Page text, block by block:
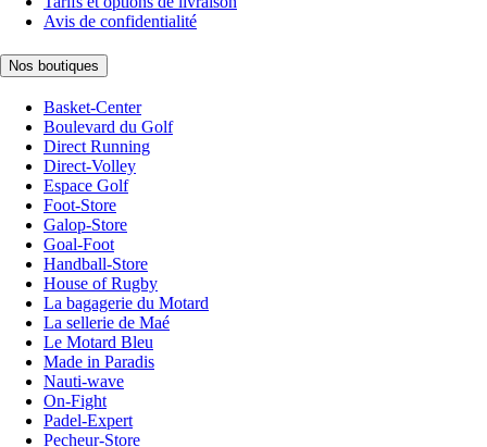
Avis de confidentialité
Nos boutiques
Basket-Center
Boulevard du Golf
Direct Running
Direct-Volley
Espace Golf
Foot-Store
Galop-Store
Goal-Foot
Handball-Store
House of Rugby
La bagagerie du Motard
La sellerie de Maé
Le Motard Bleu
Made in Paradis
Nauti-wave
On-Fight
Padel-Expert
Pecheur-Store